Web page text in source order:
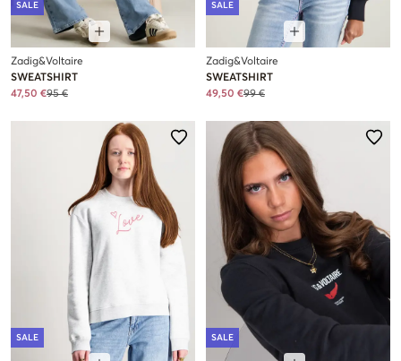
SALE
Zadig&Voltaire
SWEATSHIRT
47,50 €95 €
SALE
Zadig&Voltaire
SWEATSHIRT
49,50 €99 €
SALE SALE